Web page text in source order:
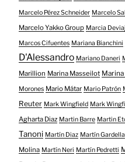
Marcelo Pérez Schneider Marcelo
Marcelo Yakko Group Marcia
Marcos Cifuentes Mariana Bianchini
D'Alessandro Mariano Daneri
Marillion Marina Masseilot
Morones Mario Mátar Mario Patrón
Reuter Mark Wingfield Mark
Agharta Diaz Martin Barre Martin
Tanoni Martín Diaz Martín Gardella
Molina Martín Neri Martín Pedretti